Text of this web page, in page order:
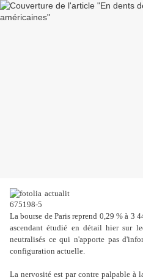
La bourse de Paris reprend 0,29 % à 3
ascendant étudié en détail hier sur
neutralisés ce qui n'apporte pas
configuration actuelle.
La nervosité est par contre palpable à